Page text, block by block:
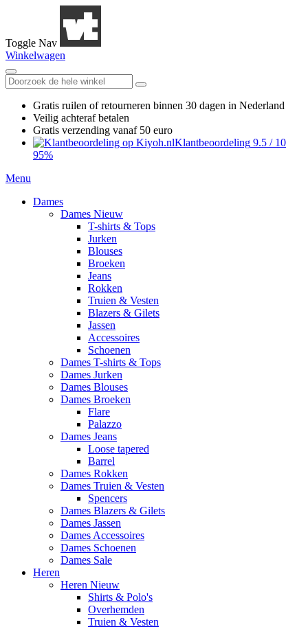
Toggle Nav
Winkelwagen
Gratis ruilen of retourneren binnen 30 dagen in Nederland
Veilig achteraf betalen
Gratis verzending vanaf 50 euro
Klantbeoordeling 9.5 / 10
95%
Menu
Dames
Dames Nieuw
T-shirts & Tops
Jurken
Blouses
Broeken
Jeans
Rokken
Truien & Vesten
Blazers & Gilets
Jassen
Accessoires
Schoenen
Dames T-shirts & Tops
Dames Jurken
Dames Blouses
Dames Broeken
Flare
Palazzo
Dames Jeans
Loose tapered
Barrel
Dames Rokken
Dames Truien & Vesten
Spencers
Dames Blazers & Gilets
Dames Jassen
Dames Accessoires
Dames Schoenen
Dames Sale
Heren
Heren Nieuw
Shirts & Polo's
Overhemden
Truien & Vesten